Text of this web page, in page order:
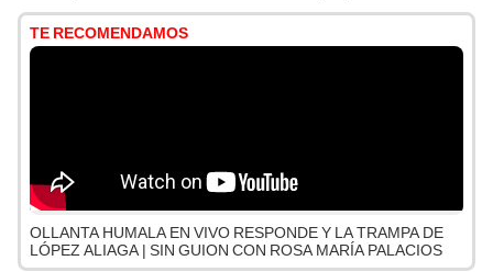
TE RECOMENDAMOS
OLLANTA HUMALA EN VIVO RESPONDE Y LA TRAMPA DE
LÓPEZ ALIAGA | SIN GUION CON ROSA MARÍA PALACIOS